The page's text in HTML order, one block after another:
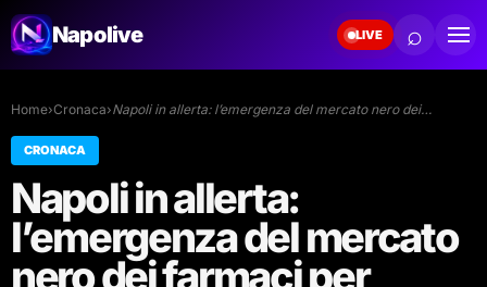
Napolive LIVE ⌕
Home›Cronaca›Napoli in allerta: l’emergenza del mercato nero dei…
CRONACA
Napoli in allerta:
l’emergenza del mercato
nero dei farmaci per